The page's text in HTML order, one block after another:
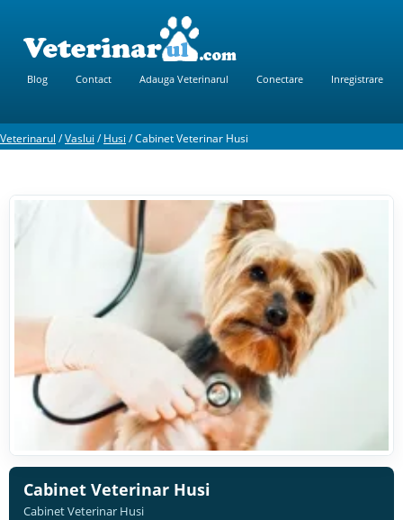
Blog Contact Adauga Veterinarul Conectare Inregistrare
Veterinarul /Vaslui /Husi /Cabinet Veterinar Husi
Cabinet Veterinar Husi
Cabinet Veterinar Husi